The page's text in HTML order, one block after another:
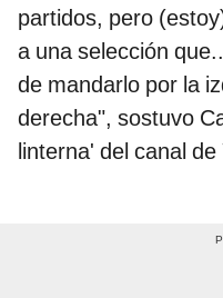
partidos, pero
a una selección
de mandarlo por la
derecha", sostuvo
linterna' del canal de